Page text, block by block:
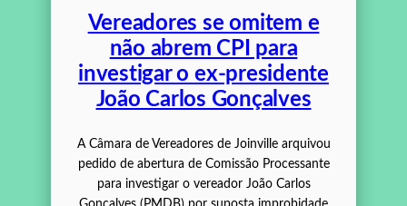
Vereadores se omitem e
não abrem CPI para
investigar o ex-presidente
João Carlos Gonçalves
A Câmara de Vereadores de Joinville arquivou
pedido de abertura de Comissão Processante
para investigar o vereador João Carlos